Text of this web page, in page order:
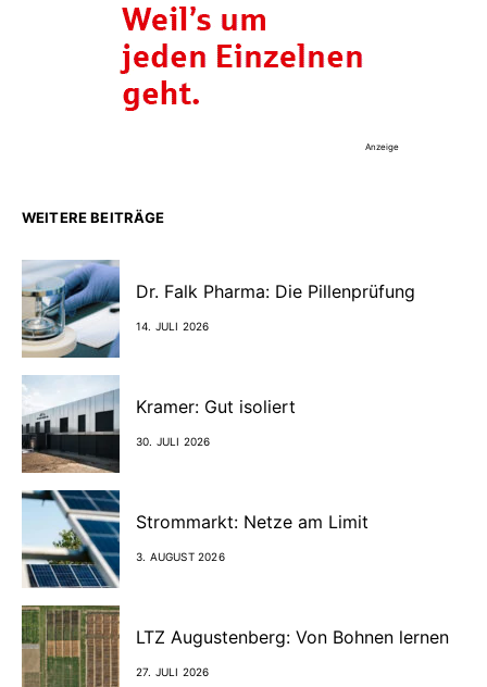
Anzeige
WEITERE BEITRÄGE
Dr. Falk Pharma: Die Pillenprüfung
14. JULI 2026
Kramer: Gut isoliert
30. JULI 2026
Strommarkt: Netze am Limit
3. AUGUST 2026
LTZ Augustenberg: Von Bohnen lernen
27. JULI 2026